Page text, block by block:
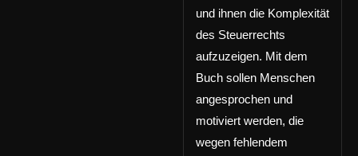
und ihnen die Komplexität
des Steuerrechts
aufzuzeigen. Mit dem
Buch sollen Menschen
angesprochen und
motiviert werden, die
wegen fehlendem